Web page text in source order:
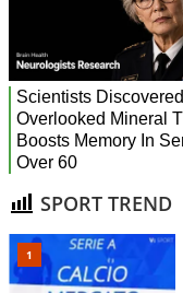
SPORT TREND